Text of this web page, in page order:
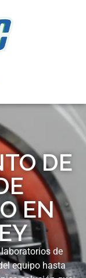
DE
EN
de
equipo hasta